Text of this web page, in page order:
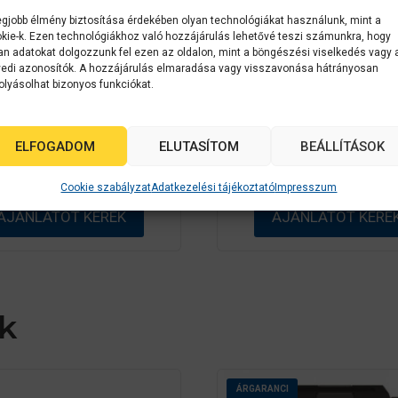
élmény biztosítása érdekében olyan technológiákat használunk, mint a
k. Ezen technológiákhoz való hozzájárulás lehetővé teszi számunkra, hogy
adatokat dolgozzunk fel ezen az oldalon, mint a böngészési viselkedés vagy
azonosítók. A hozzájárulás elmaradása vagy visszavonása hátrányosan
bizonyos funkciókat.
ELFOGADOM ELUTASÍTOM BEÁLLÍTÁSOK
Cookie szabályzatAdatkezelési tájékoztató Impresszum
C11CD49301
WorkForce Pro WF-
0
-
ő
Érdeklődjön
KÉREK
Epson
Epson WorkForce
z
-
ő
AJÁNLATOT
ÁRGARANCI